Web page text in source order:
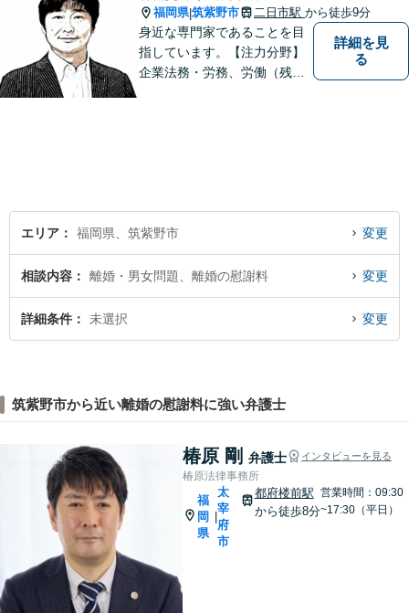
福岡県|筑紫野市 二日市駅 から徒歩9分
身近な専門家であることを目
指しています。【注力分野】
企業法務・労務、労働（残
詳細を見
る
エリア 福岡県、筑紫野市 変更
相談内容 離婚・男女問題、離婚の慰謝料 変更
詳細条件 未選択 変更
筑紫野市から近い離婚の慰謝料に強い弁護士
椿原 剛 弁護士 インタビューを見る
椿原法律事務所
福
岡
県
太
宰
府
市
都府楼前駅
から徒歩8分
営業時間：09:30
~17:30（平日）